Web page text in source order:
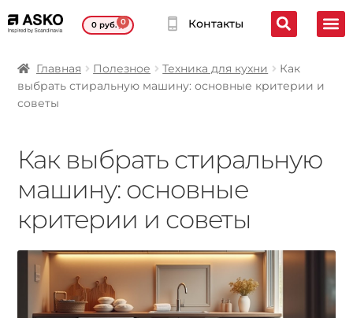
0руб. 0 Контакты
Главная Полезное Техника для кухни
Как
выбрать стиральную машину: основные критерии и
советы
Как выбрать стиральную
машину: основные
критерии и советы